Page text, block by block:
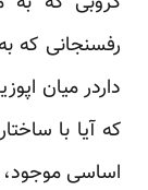
رفسنجانی که
داردر میان
که آیا با
اساسی موجود،